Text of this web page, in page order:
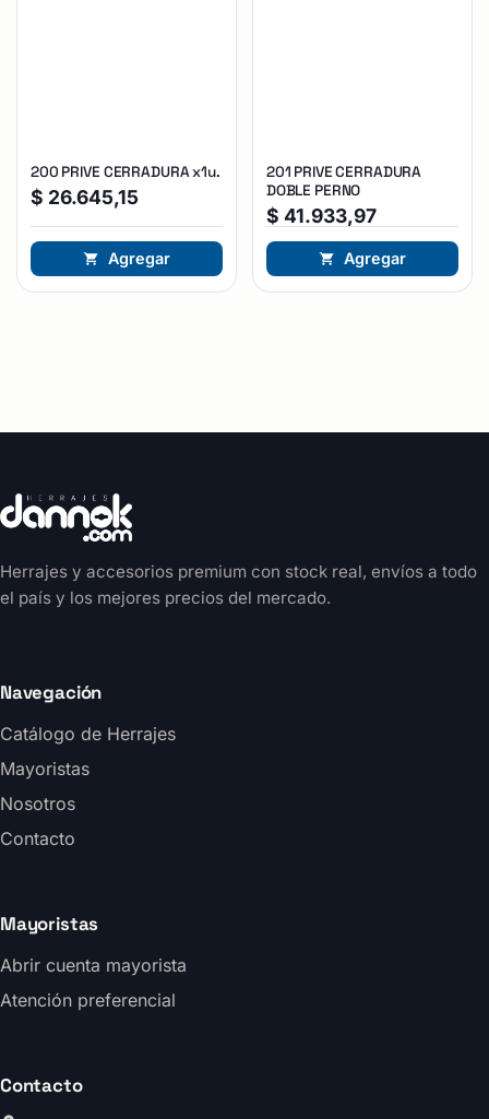
200 PRIVE CERRADURA x1u.
$ 26.645,15
Agregar
201 PRIVE CERRADURA
DOBLE PERNO
$ 41.933,97
Agregar
Herrajes y accesorios premium con stock real, envíos a todo
el país y los mejores precios del mercado.
Navegación
Catálogo de Herrajes
Mayoristas
Nosotros
Contacto
Mayoristas
Abrir cuenta mayorista
Atención preferencial
Contacto